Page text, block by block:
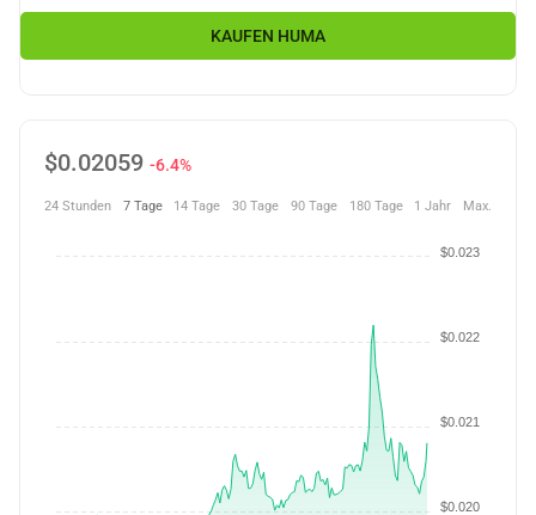
KAUFEN HUMA
$0.02059 -6.4%
24 Stunden 7 Tage 14 Tage 30 Tage 90 Tage 180 Tage 1 Jahr Max.
$0.020
$0.021
$0.022
$0.023